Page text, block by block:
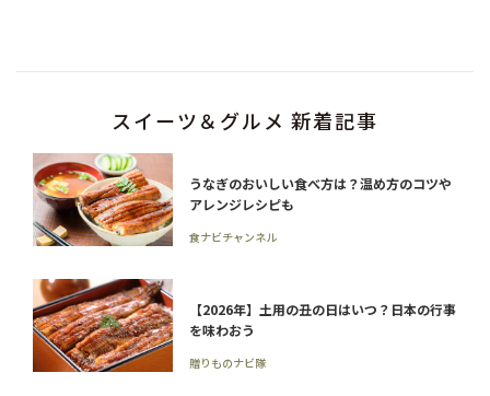
スイーツ＆グルメ 新着記事
うなぎのおいしい食べ方は？温め方のコツや
アレンジレシピも
食ナビチャンネル
【2026年】土用の丑の日はいつ？日本の行事
を味わおう
贈りものナビ隊